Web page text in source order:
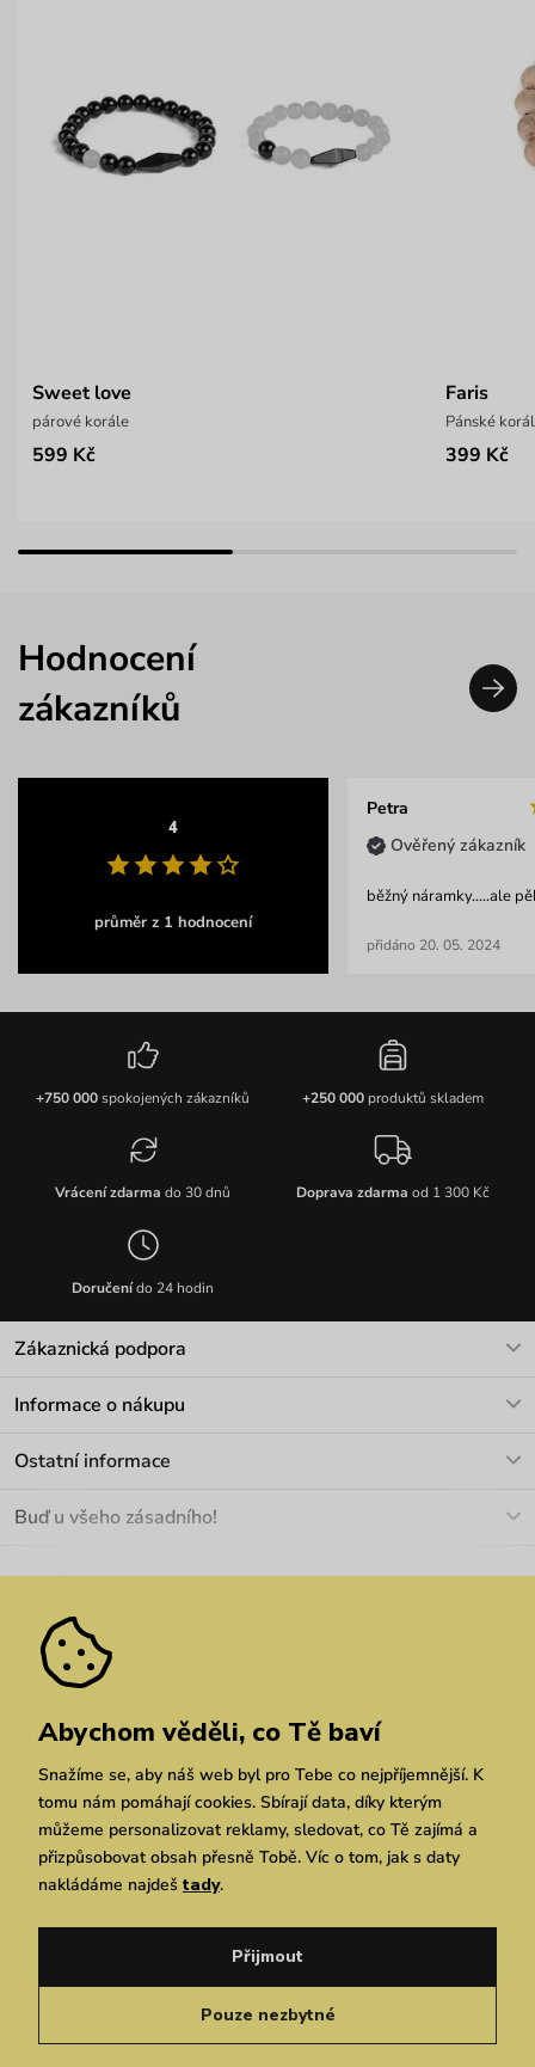
Sweet love
párové korále
599 Kč
Faris
Pánské
399 Kč
Hodnocení
zákazníků
4
průměr z 1 hodnocení
Petra
Ověřený zákazník
běžný náramky.....ale
přidáno 20. 05. 2024
+750 000spokojených zákazníků +250 000produktů skladem
Vrácení zdarma do 30 dnů Doprava zdarma od 1 300 Kč
Doručenído 24 hodin
Zákaznická podpora
Informace o nákupu
Materiály a údržba
Pozáruční opravy
Ostatní informace
Velkoobchod
We Care
Dárkové poukazy
Vuchlook
Prodejny
Praha Brno Chrudim
Buď u všeho zásadního!
Zásady ochrany osobních údajů
Simplia.cz
Zásady ochrany osobních údajů
Čeština
Abychom věděli, co Tě baví
Snažíme se, aby náš web byl pro Tebe co nejpříjemnější. K
tomu nám pomáhají cookies. Sbírají data, díky kterým
můžeme personalizovat reklamy, sledovat, co Tě zajímá a
přizpůsobovat obsah přesně Tobě. Víc o tom, jak s daty
nakládáme najdeš tady.
Pouze nezbytné
Přijmout